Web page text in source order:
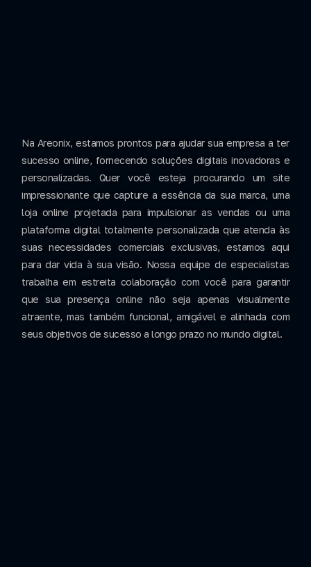
Na Areonix, estamos prontos para ajudar sua empresa a ter
sucesso online, fornecendo soluções digitais inovadoras e
personalizadas. Quer você esteja procurando um site
impressionante que capture a essência da sua marca, uma
loja online projetada para impulsionar as vendas ou uma
plataforma digital totalmente personalizada que atenda às
suas necessidades comerciais exclusivas, estamos aqui
para dar vida à sua visão. Nossa equipe de especialistas
trabalha em estreita colaboração com você para garantir
que sua presença online não seja apenas visualmente
atraente, mas também funcional, amigável e alinhada com
seus objetivos de sucesso a longo prazo no mundo digital.